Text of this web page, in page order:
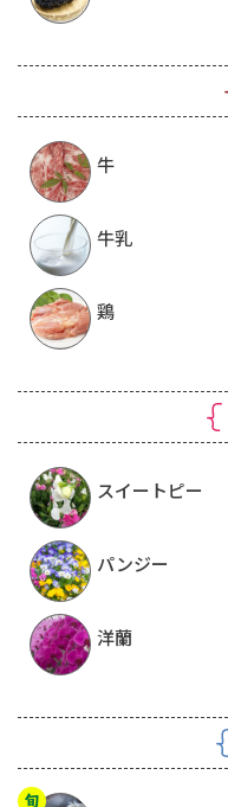
牛
牛乳
鶏
スイートピー
パンジー
洋蘭